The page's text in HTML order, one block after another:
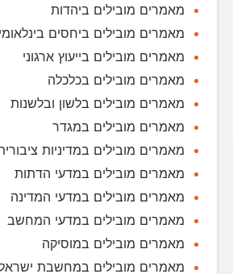
מאמרים מובילים ביהדות
מאמרים מובילים ביחסים
מאמרים מובילים בייעוץ ארגוני
מאמרים מובילים בכלכלה
מאמרים מובילים בלשון ובלשנות
מאמרים מובילים במגדר
מאמרים מובילים במדיניות
מאמרים מובילים במדעי הדתות
מאמרים מובילים במדעי המדינה
מאמרים מובילים במדעי המחשב
מאמרים מובילים במוסיקה
מאמרים מובילים במחשבת